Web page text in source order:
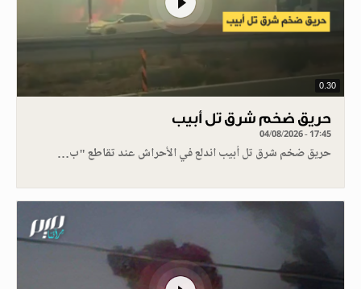
0.30
حريق ضخم شرق تل أبيب
04/08/2026 - 17:45
حريق ضخم شرق تل أبيب اندلع في الأحراش عند تقاطع "ب…